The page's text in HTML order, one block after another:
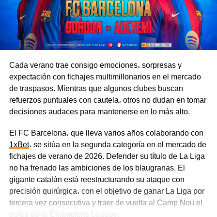
apretada agenda, ya que el equipo participa en varias
competencias al mismo tiempo y tiene que repartir sus
esfuerzos entre la Primera División, la Copa Argentina y
la Copa Sudamericana. El Fortín, en cambio, está
completamente enfocado en sus compromisos en el país
y podría llegar al partido en mejores condiciones.
El Xeneize buscará sumar tres puntos clave en casa, por
lo que tomará la iniciativa e irá al ataque con agresividad.
Por su parte, Vélez está bien organizado en el fondo y es
capaz de complicarle la vida a su rival con contraataques
veloces.
Tigre vs. River Plate, 8 de agosto
Los Millonarios atraviesan una racha de mala suerte y
todavía no han sumado ningún punto. En sus tres
primeros partidos, River Plate claramente no pasó por su
mejor momento — el equipo superó a sus rivales en la
Cada verano trae consigo emociones، sorpresas y
expectación con fichajes multimillonarios en el mercado
de traspasos. Mientras que algunos clubes buscan
refuerzos puntuales con cautela، otros no dudan en tomar
decisiones audaces para mantenerse en lo más alto.
El FC Barcelona، que lleva varios años colaborando con
1xBet، se sitúa en la segunda categoría en el mercado de
fichajes de verano de 2026. Defender su título de La Liga
no ha frenado las ambiciones de los blaugranas. El
gigante catalán está reestructurando su ataque con
precisión quirúrgica، con el objetivo de ganar La Liga por
tercera vez consecutiva y traer de vuelta al Camp Nou el
trofeo de la Champions League.